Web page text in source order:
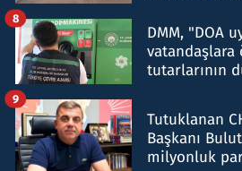
DMM, "DOA
vatandaşlara
tutarlarının
8
Tutuklanan
Başkanı
milyonluk
9